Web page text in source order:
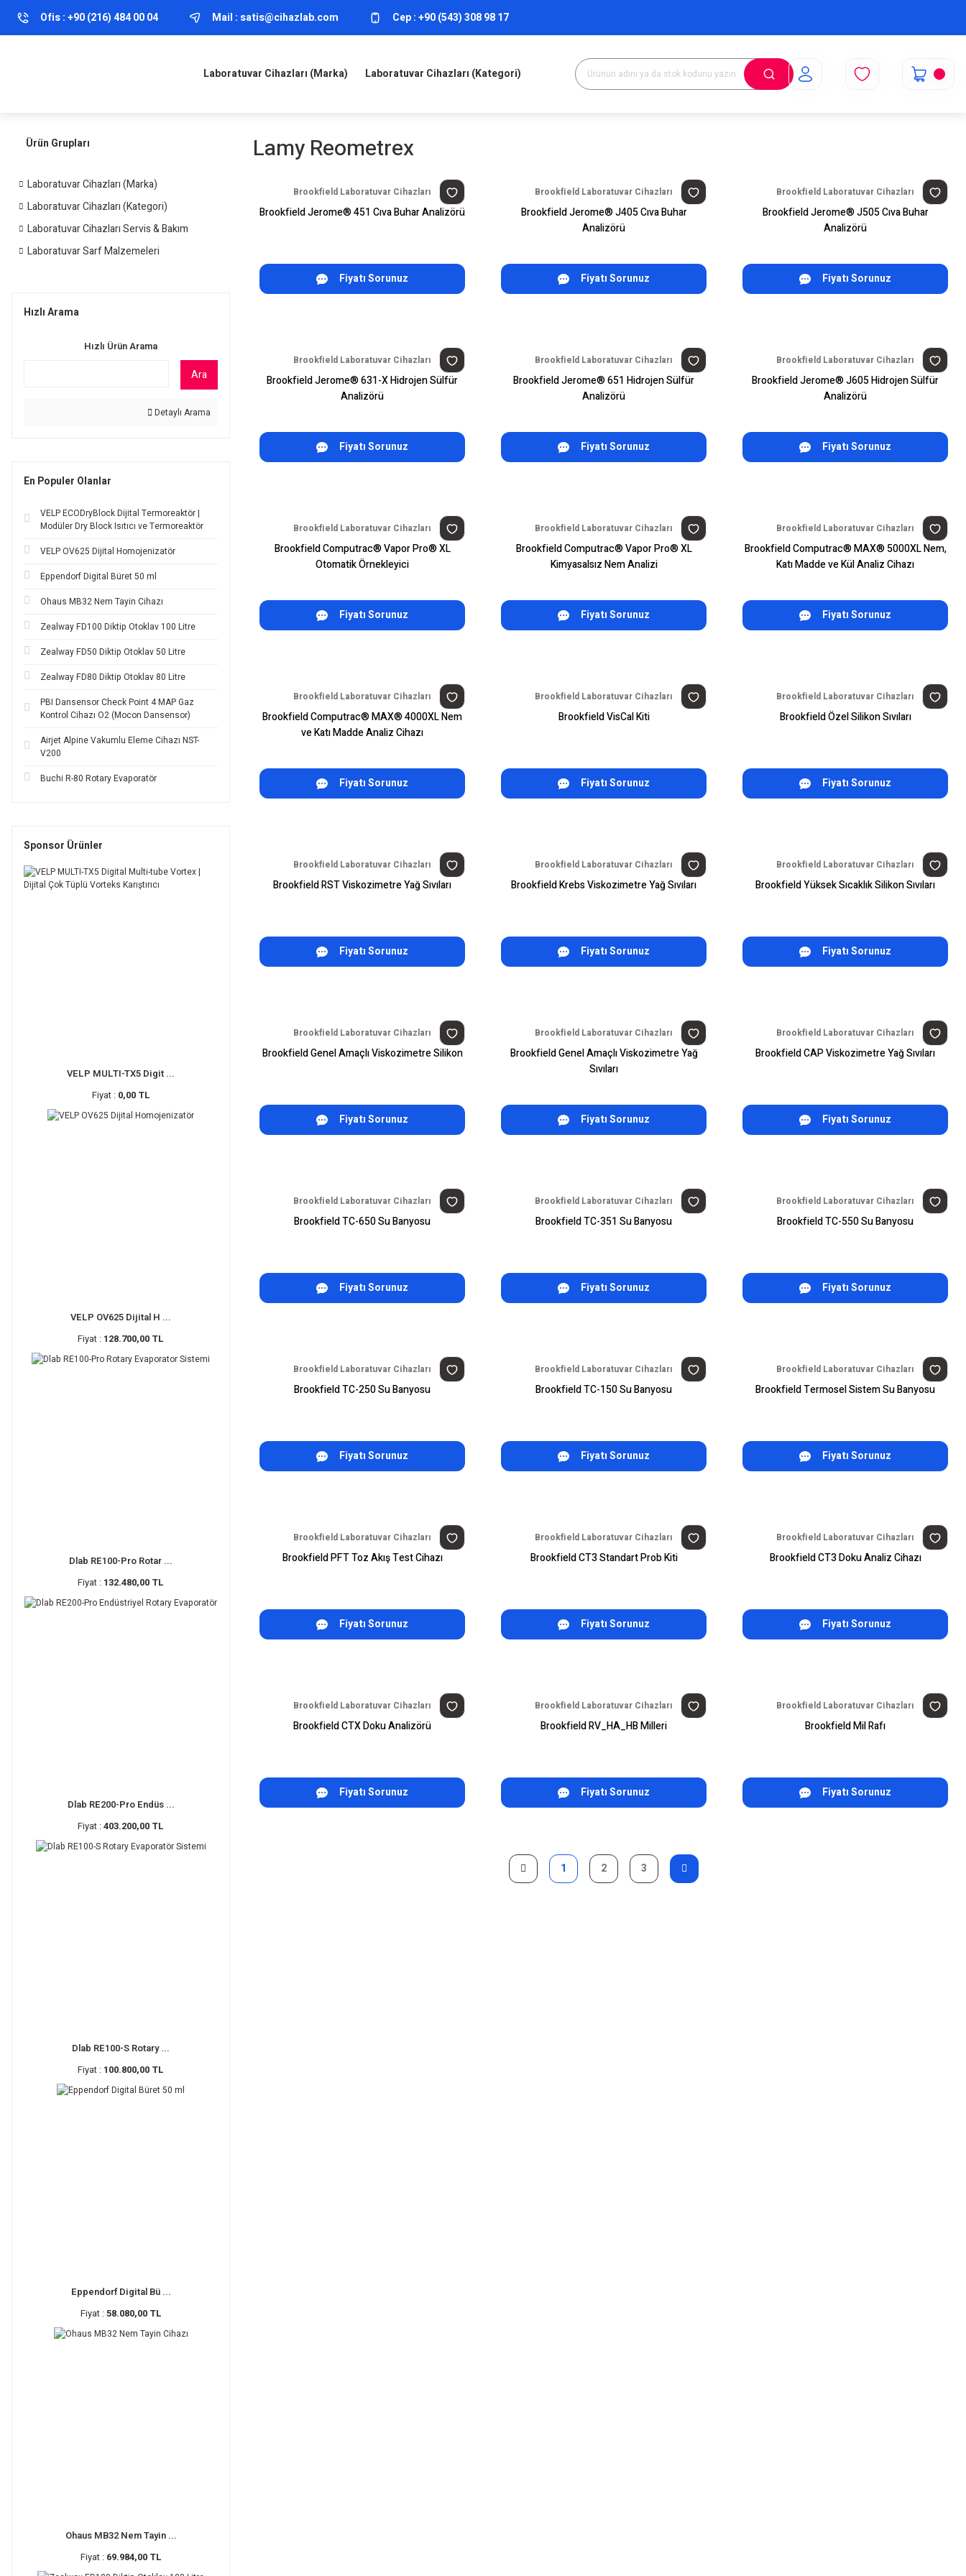
Ofis :+90 (216) 484 00 04 Mail : satis@cihazlab.com Cep :+90 (543) 308 98 17
Laboratuvar Cihazları (Marka) Laboratuvar Cihazları (Kategori)
Ürün Grupları
Laboratuvar Cihazları (Marka)
Laboratuvar Cihazları (Kategori)
Laboratuvar Cihazları Servis & Bakım
Laboratuvar Sarf Malzemeleri
Hızlı Arama
Hızlı Ürün Arama
Ara
Detaylı Arama
En Populer Olanlar
VELP ECODryBlock Dijital Termoreaktör |
Modüler Dry Block Isıtıcı ve Termoreaktör
VELP OV625 Dijital Homojenizatör
Eppendorf Digital Büret 50 ml
Ohaus MB32 Nem Tayin Cihazı
Zealway FD100 Diktip Otoklav 100 Litre
Zealway FD50 Diktip Otoklav 50 Litre
Zealway FD80 Diktip Otoklav 80 Litre
PBI Dansensor Check Point 4 MAP Gaz
Kontrol Cihazı O2 (Mocon Dansensor)
Airjet Alpine Vakumlu Eleme Cihazı NST-
V200
Buchi R-80 Rotary Evaporatör
Sponsor Ürünler
VELP MULTI-TX5 Digit ...
Fiyat : 0,00 TL
VELP OV625 Dijital H ...
Fiyat : 128.700,00 TL
Dlab RE100-Pro Rotar ...
Fiyat : 132.480,00 TL
Dlab RE200-Pro Endüs ...
Fiyat :403.200,00 TL
Dlab RE100-S Rotary ...
Fiyat : 100.800,00 TL
Eppendorf Digital Bü ...
Fiyat :58.080,00 TL
Ohaus MB32 Nem Tayin ...
Fiyat : 69.984,00 TL
Lamy Reometrex
Brookfield Laboratuvar Cihazları
Brookfield Jerome® 451 Cıva Buhar Analizörü
Fiyatı Sorunuz
Brookfield Laboratuvar Cihazları
Brookfield Jerome® J405 Cıva Buhar
Analizörü
Fiyatı Sorunuz
Brookfield Laboratuvar Cihazları
Brookfield Jerome® J505 Cıva Buhar
Analizörü
Fiyatı Sorunuz
Brookfield Laboratuvar Cihazları
Brookfield Jerome® 631-X Hidrojen Sülfür
Analizörü
Fiyatı Sorunuz
Brookfield Laboratuvar Cihazları
Brookfield Jerome® 651 Hidrojen Sülfür
Analizörü
Fiyatı Sorunuz
Brookfield Laboratuvar Cihazları
Brookfield Jerome® J605 Hidrojen Sülfür
Analizörü
Fiyatı Sorunuz
Brookfield Laboratuvar Cihazları
Brookfield Computrac® Vapor Pro® XL
Otomatik Örnekleyici
Fiyatı Sorunuz
Brookfield Laboratuvar Cihazları
Brookfield Computrac® Vapor Pro® XL
Kimyasalsız Nem Analizi
Fiyatı Sorunuz
Brookfield Laboratuvar Cihazları
Brookfield Computrac® MAX® 5000XL Nem,
Katı Madde ve Kül Analiz Cihazı
Fiyatı Sorunuz
Brookfield Laboratuvar Cihazları
Brookfield Computrac® MAX® 4000XL Nem
ve Katı Madde Analiz Cihazı
Fiyatı Sorunuz
Brookfield Laboratuvar Cihazları
Brookfield VisCal Kiti
Fiyatı Sorunuz
Brookfield Laboratuvar Cihazları
Brookfield Özel Silikon Sıvıları
Fiyatı Sorunuz
Brookfield Laboratuvar Cihazları
Brookfield RST Viskozimetre Yağ Sıvıları
Fiyatı Sorunuz
Brookfield Laboratuvar Cihazları
Brookfield Krebs Viskozimetre Yağ Sıvıları
Fiyatı Sorunuz
Brookfield Laboratuvar Cihazları
Brookfield Yüksek Sıcaklık Silikon Sıvıları
Fiyatı Sorunuz
Brookfield Laboratuvar Cihazları
Brookfield Genel Amaçlı Viskozimetre Silikon
Fiyatı Sorunuz
Brookfield Laboratuvar Cihazları
Brookfield Genel Amaçlı Viskozimetre Yağ
Sıvıları
Fiyatı Sorunuz
Brookfield Laboratuvar Cihazları
Brookfield CAP Viskozimetre Yağ Sıvıları
Fiyatı Sorunuz
Brookfield Laboratuvar Cihazları
Brookfield TC-650 Su Banyosu
Fiyatı Sorunuz
Brookfield Laboratuvar Cihazları
Brookfield TC-351 Su Banyosu
Fiyatı Sorunuz
Brookfield Laboratuvar Cihazları
Brookfield TC-550 Su Banyosu
Fiyatı Sorunuz
Brookfield Laboratuvar Cihazları
Brookfield TC-250 Su Banyosu
Fiyatı Sorunuz
Brookfield Laboratuvar Cihazları
Brookfield TC-150 Su Banyosu
Fiyatı Sorunuz
Brookfield Laboratuvar Cihazları
Brookfield Termosel Sistem Su Banyosu
Fiyatı Sorunuz
Brookfield Laboratuvar Cihazları
Brookfield PFT Toz Akış Test Cihazı
Fiyatı Sorunuz
Brookfield Laboratuvar Cihazları
Brookfield CT3 Standart Prob Kiti
Fiyatı Sorunuz
Brookfield Laboratuvar Cihazları
Brookfield CT3 Doku Analiz Cihazı
Fiyatı Sorunuz
Brookfield Laboratuvar Cihazları
Brookfield CTX Doku Analizörü
Fiyatı Sorunuz
Brookfield Laboratuvar Cihazları
Brookfield RV_HA_HB Milleri
Fiyatı Sorunuz
Brookfield Laboratuvar Cihazları
Brookfield Mil Rafı
Fiyatı Sorunuz
1 2 3